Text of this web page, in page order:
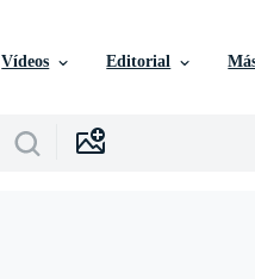
Vídeos Editorial